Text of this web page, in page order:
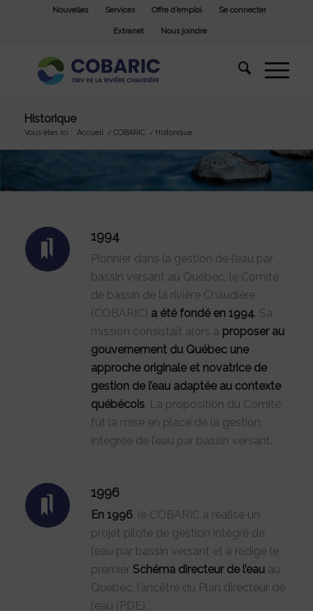
Nouvelles Services Offre d’emploi Se connecter
Extranet Nous joindre
Historique
Vous êtes ici : Accueil / COBARIC / Historique
1994
Pionnier dans la gestion de l’eau par
bassin versant au Québec, le Comité
de bassin de la rivière Chaudière
(COBARIC) a été fondé en 1994. Sa
mission consistait alors à proposer au
gouvernement du Québec une
approche originale et novatrice de
gestion de l’eau adaptée au contexte
québécois. La proposition du Comité
fût la mise en place de la gestion
intégrée de l’eau par bassin versant.
1996
En 1996, le COBARIC a réalisé un
projet pilote de gestion intégré de
l’eau par bassin versant et a rédigé le
premier Schéma directeur de l’eauau
Québec, l’ancêtre du Plan directeur de
l’eau (PDE).